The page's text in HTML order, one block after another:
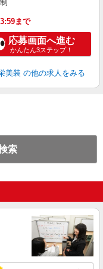
まで
応募画面へ進む
かんたん3ステップ！
美装 の他の求人をみる
索